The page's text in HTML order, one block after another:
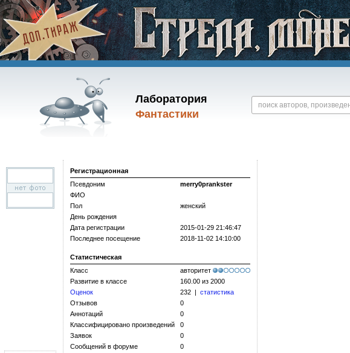
Лаборатория
Фантастики
Регистрационная
Псевдоним
merry0prankster
ФИО
Пол
женский
День рождения
Дата регистрации
2015-01-29 21:46:47
Последнее посещение
2018-11-02 14:10:00
Статистическая
Класс
авторитет
Развитие в классе
160.00 из 2000
Оценок
232 | статистика
Отзывов
0
Аннотаций
0
Классифицировано произведений
0
Заявок
0
Сообщений в форуме
0